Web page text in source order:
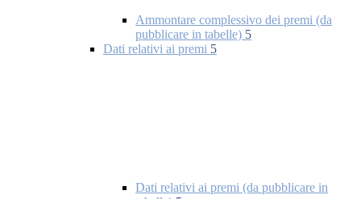
Ammontare complessivo dei premi (da
pubblicare in tabelle) 5
Dati relativi ai premi 5
Dati relativi ai premi (da pubblicare in